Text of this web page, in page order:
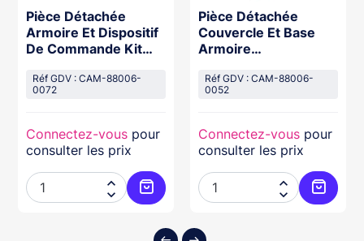
au panier
Pièce Détachée
Armoire Et Dispositif
De Commande Kit
Fusibles
Réf GDV : CAM-88006-
0072
Connectez-vous pour
consulter les prix


Ajouter au panier
Pièce Détachée
Couvercle Et Base
Armoire
Réf GDV : CAM-88006-
0052
Connectez-vous pour
consulter les prix

